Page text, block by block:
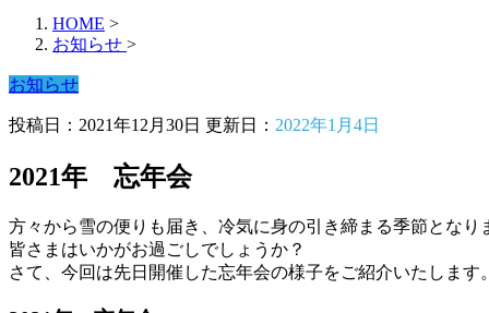
HOME >
お知らせ >
お知らせ
投稿日：2021年12月30日 更新日： 2022年1月4日
2021年 忘年会
方々から雪の便りも届き、冷気に身の引き締まる季節となり
皆さまはいかがお過ごしでしょうか？
さて、今回は先日開催した忘年会の様子をご紹介いたします。